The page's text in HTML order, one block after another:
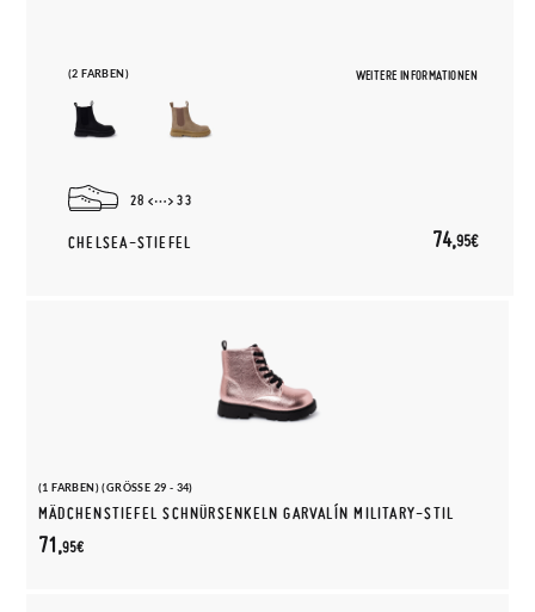
(2 FARBEN) WEITERE INFORMATIONEN
28 33
CHELSEA-STIEFEL 74,95€
(1 FARBEN) (GRÖSSE 29 - 34)
MÄDCHENSTIEFEL SCHNÜRSENKELN GARVALÍN MILITARY-STIL
71,95€